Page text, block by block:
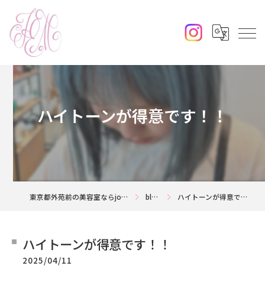
ハイトーンが得意です！！
東京都外苑前の美容室ならjouerm blog ハイトーンが得意です！！
ハイトーンが得意です！！
2025/04/11